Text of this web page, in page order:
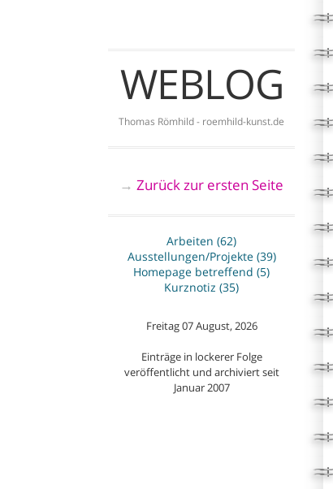
WEBLOG
Thomas Römhild - roemhild-kunst.de
→ Zurück zur ersten Seite
Arbeiten (62)
Ausstellungen/Projekte (39)
Homepage betreffend (5)
Kurznotiz (35)
Freitag 07 August, 2026
Einträge in lockerer Folge
veröffentlicht und archiviert seit
Januar 2007